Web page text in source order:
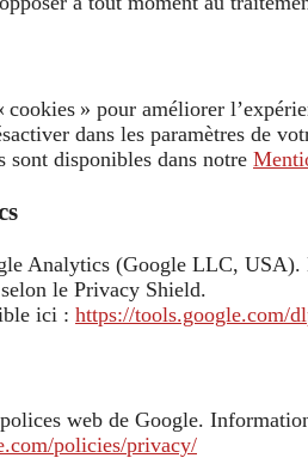
cookies » pour améliorer
dans les paramètres de
sont disponibles dans notre
Analytics (Google LLC, USA).
le Privacy Shield.
ici : https://tools.google.com/
web de Google.
policies/privacy/